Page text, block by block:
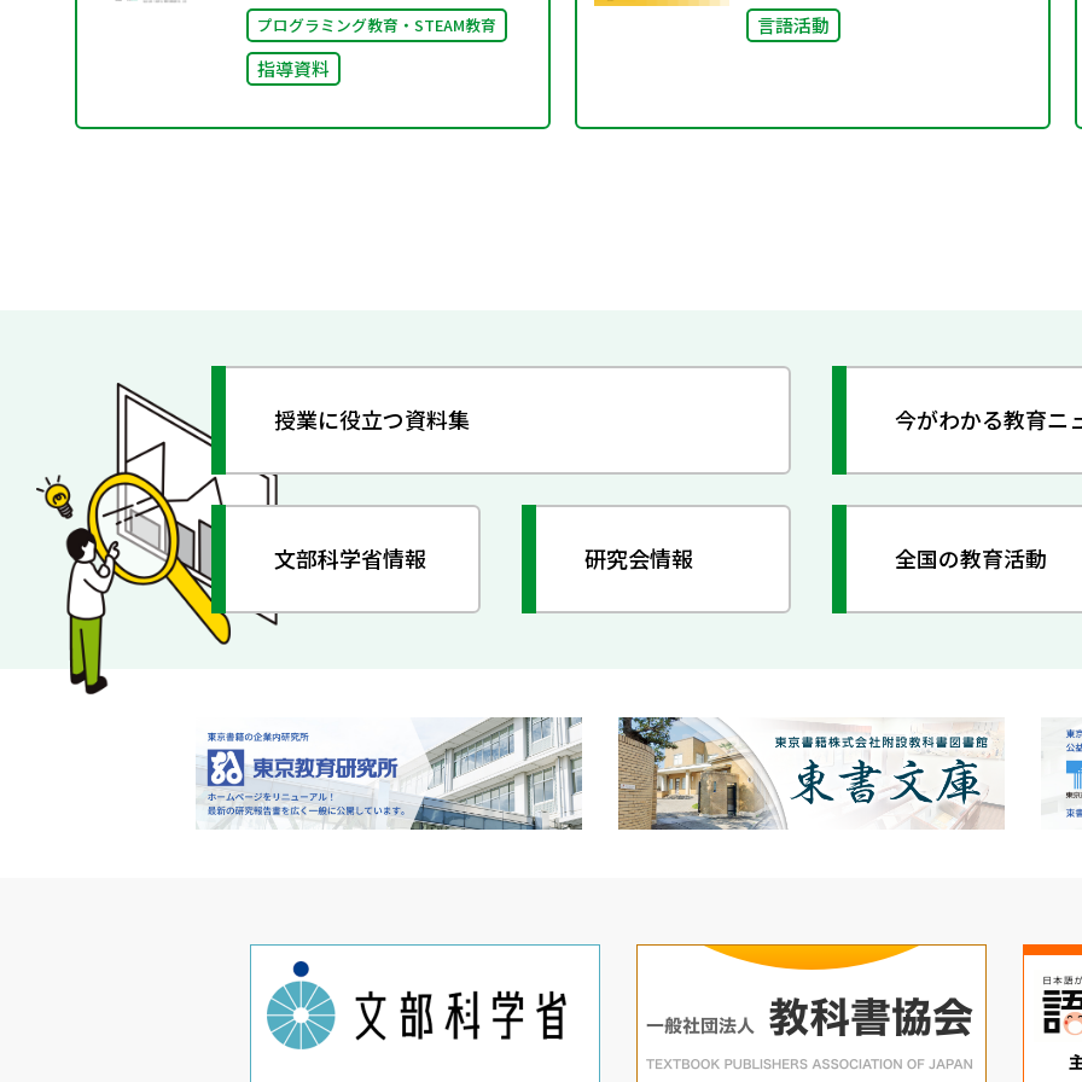
プログラミング教育・STEAM教育
指導資料
言語活動
授業に役立つ資料集 今がわかる教育ニ
文部科学省情報 研究会情報 全国の教育活動